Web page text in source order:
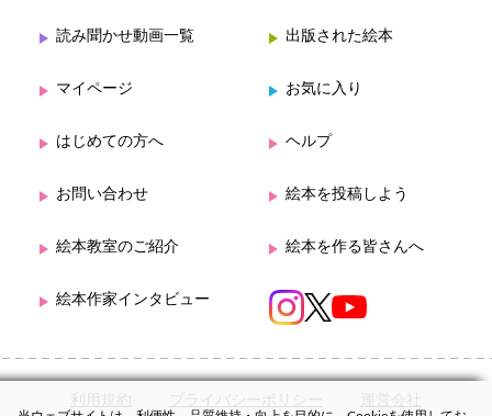
読み聞かせ動画一覧 出版された絵本
マイページ お気に入り
はじめての方へ ヘルプ
お問い合わせ 絵本を投稿しよう
絵本教室のご紹介 絵本を作る皆さんへ
絵本作家インタビュー
利用規約 プライバシーポリシー 運営会社